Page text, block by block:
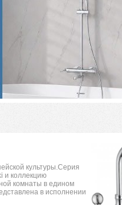
культуры.Серия
и коллекцию
комнаты в едином
в исполнении